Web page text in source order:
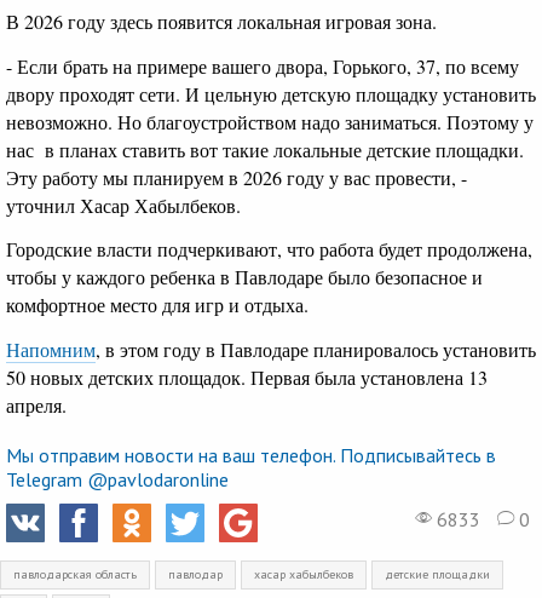
В 2026 году здесь появится локальная игровая зона.
- Если брать на примере вашего двора, Горького, 37, по всему
двору проходят сети. И цельную детскую площадку установить
невозможно. Но благоустройством надо заниматься. Поэтому у
нас в планах ставить вот такие локальные детские площадки.
Эту работу мы планируем в 2026 году у вас провести, -
уточнил Хасар Хабылбеков.
Городские власти подчеркивают, что работа будет продолжена,
чтобы у каждого ребенка в Павлодаре было безопасное и
комфортное место для игр и отдыха.
Напомним, в этом году в Павлодаре планировалось установить
50 новых детских площадок. Первая была установлена 13
апреля.
Мы отправим новости на ваш телефон. Подписывайтесь в
Telegram @pavlodaronline
6833
0
павлодарская область павлодар хасар хабылбеков детские площадки